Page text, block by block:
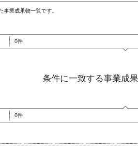
事業成果物一覧です。
0件
条件に一致する事業成
0件